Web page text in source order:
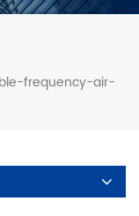
frequency-air-